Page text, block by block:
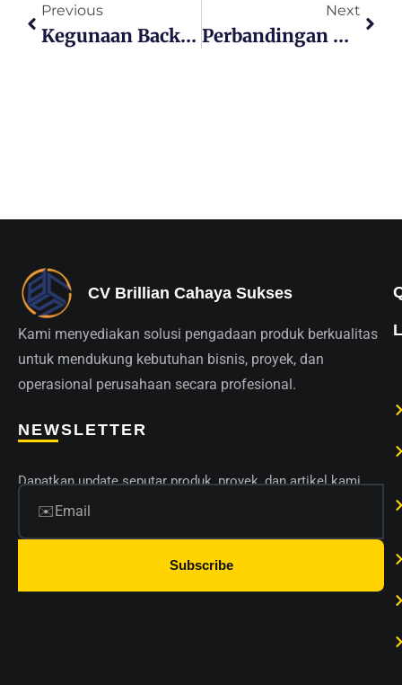
Previous
Kegunaan Backhoe Loader Untuk Proyek Konstruksi
Next
Perbandingan Backhoe Loader Dan Excavator
CV Brillian Cahaya Sukses
Kami menyediakan solusi pengadaan produk berkualitas
untuk mendukung kebutuhan bisnis, proyek, dan
operasional perusahaan secara profesional.
NEWSLETTER
Dapatkan update seputar produk, proyek, dan artikel kami.
Subscribe